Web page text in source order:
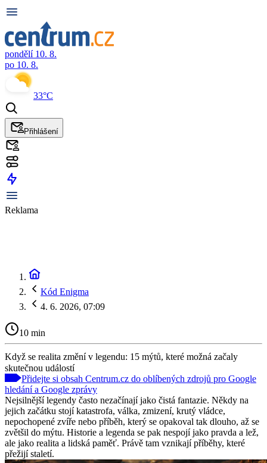
pondělí 10. 8.
po 10. 8.
33°C
Přihlášení
Reklama
Kód Enigma
4. 6. 2026, 07:09
10 min
Když se realita změní v legendu: 15 mýtů, které možná začaly
skutečnou událostí
Přidejte si obsah Centrum.cz do oblíbených zdrojů pro Google
hledání a Google zprávy
Nejsilnější legendy často nezačínají jako čistá fantazie. Někdy na
jejich začátku stojí katastrofa, válka, zmizení, krutý vládce,
nepochopené zvíře nebo příběh, který se opakoval tak dlouho, až se
zvětšil do mýtu. Historie a legenda se pak nespojí jako pravda a lež,
ale jako realita a lidská paměť. Právě tam vznikají příběhy, které
přežijí staletí.